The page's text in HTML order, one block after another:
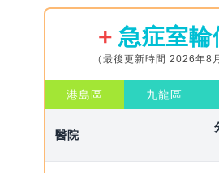
急症室輪
（最後更新時間 2026年8
港島區 九龍區
醫院